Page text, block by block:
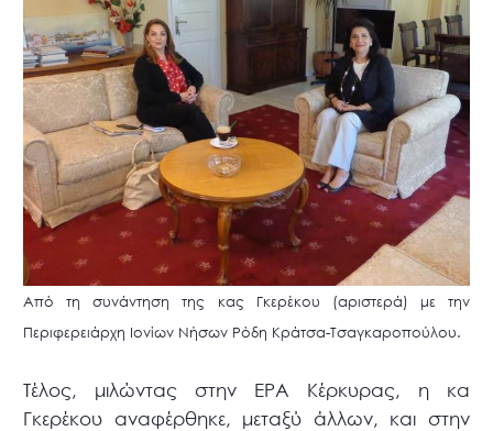
Από τη συνάντηση της κας Γκερέκου (αριστερά) με την
Περιφερειάρχη Ιονίων Νήσων Ρόδη Κράτσα-Τσαγκαροπούλου.
Τέλος, μιλώντας στην ΕΡΑ Κέρκυρας, η κα
Γκερέκου αναφέρθηκε, μεταξύ άλλων, και στην